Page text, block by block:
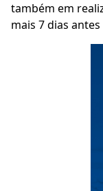
também em
mais 7 dias